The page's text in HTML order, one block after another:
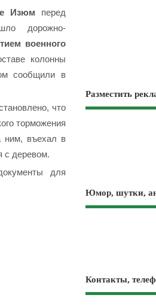
Изюм перед
дорожно-
военного
колонны
сообщили в
что
торможения
ним, въехал в
с деревом.
для
Разместить
Юмор, шутки,
Контакты,